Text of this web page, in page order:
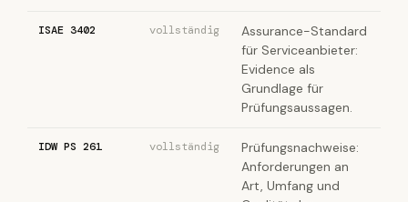
ISAE 3402 vollständig
Assurance-Standard
für Serviceanbieter:
Evidence als
Grundlage für
Prüfungsaussagen.
IDW PS 261 vollständig
Prüfungsnachweise:
Anforderungen an
Art, Umfang und